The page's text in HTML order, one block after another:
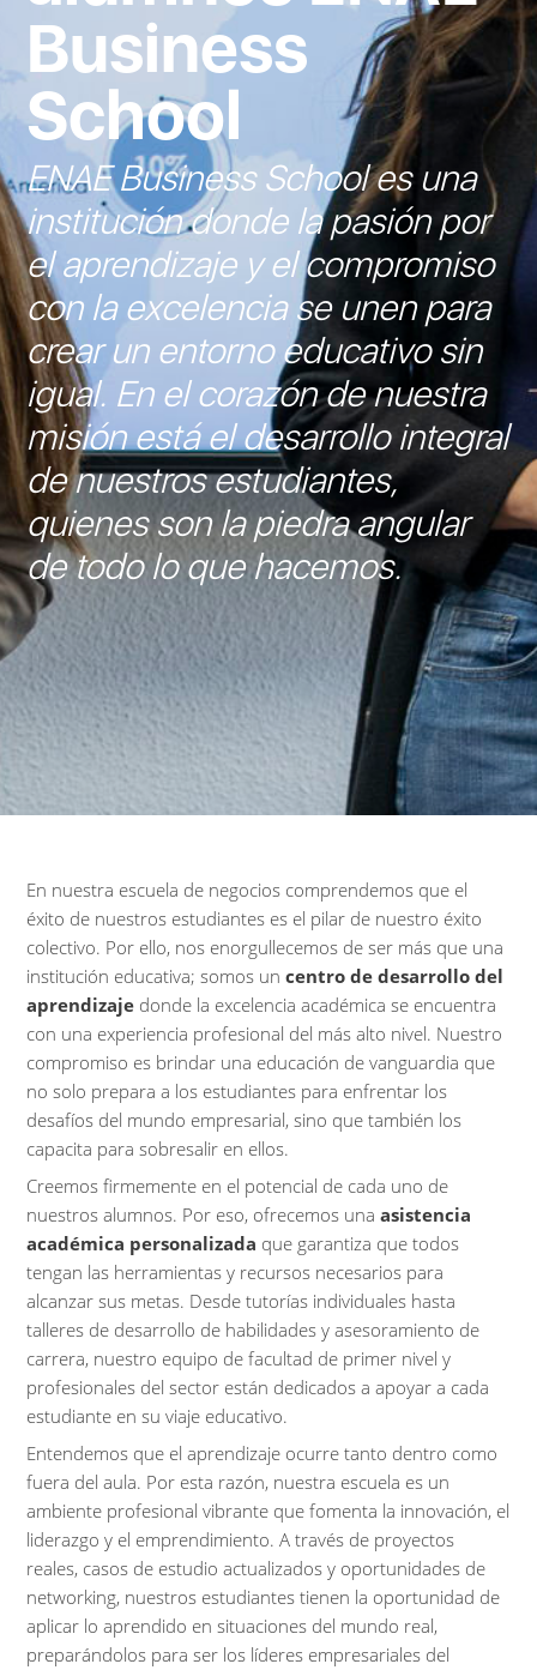
Business
School
ENAE Business School es una
institución donde la pasión por
el aprendizaje y el compromiso
con la excelencia se unen para
crear un entorno educativo sin
igual. En el corazón de nuestra
misión está el desarrollo integral
de nuestros estudiantes,
quienes son la piedra angular
de todo lo que hacemos.
En nuestra escuela de negocios comprendemos que el
éxito de nuestros estudiantes es el pilar de nuestro éxito
colectivo. Por ello, nos enorgullecemos de ser más que una
institución educativa; somos uncentro de desarrollo del
aprendizaje donde la excelencia académica se encuentra
con una experiencia profesional del más alto nivel. Nuestro
compromiso es brindar una educación de vanguardia que
no solo prepara a los estudiantes para enfrentar los
desafíos del mundo empresarial, sino que también los
capacita para sobresalir en ellos.
Creemos firmemente en el potencial de cada uno de
nuestros alumnos. Por eso, ofrecemos unaasistencia
académica personalizada que garantiza que todos
tengan las herramientas y recursos necesarios para
alcanzar sus metas. Desde tutorías individuales hasta
talleres de desarrollo de habilidades y asesoramiento de
carrera, nuestro equipo de facultad de primer nivel y
profesionales del sector están dedicados a apoyar a cada
estudiante en su viaje educativo.
Entendemos que el aprendizaje ocurre tanto dentro como
fuera del aula. Por esta razón, nuestra escuela es un
ambiente profesional vibrante que fomenta la innovación, el
liderazgo y el emprendimiento. A través de proyectos
reales, casos de estudio actualizados y oportunidades de
networking, nuestros estudiantes tienen la oportunidad de
aplicar lo aprendido en situaciones del mundo real,
preparándolos para ser los líderes empresariales del